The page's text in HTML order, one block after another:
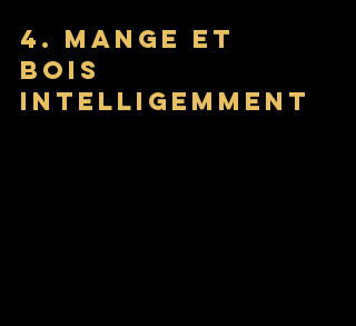
4. Mange et
bois
intelligemment